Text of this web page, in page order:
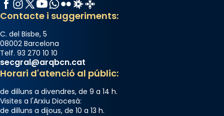
Contacte i suggeriments:
C. del Bisbe, 5
08002 Barcelona
Telf. 93 270 10 10
secgral@arqbcn.cat
Horari d'atenció al públic:
de dilluns a divendres, de 9 a 14 h.
Visites a l'Arxiu Diocesà:
de dilluns a dijous, de 10 a 13 h.